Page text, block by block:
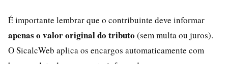
É importante lembrar que o contribuinte deve informar
apenas o valor original do tributo (sem multa ou juros).
O SicalcWeb aplica os encargos automaticamente com